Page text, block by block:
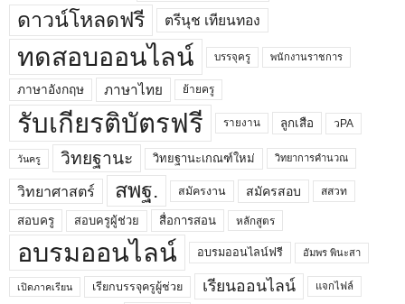
ดาวน์โหลดฟรี ตรีนุช เทียนทอง
ทดสอบออนไลน์ บรรจุครู พนักงานราชการ
ภาษาอังกฤษ ภาษาไทย ย้ายครู
รับเกียรติบัตรฟรี รายงาน ลูกเสือ วPA
วันครู วิทยฐานะ วิทยฐานะเกณฑ์ใหม่ วิทยาการคำนวณ
วิทยาศาสตร์ สพฐ. สมัครงาน สมัครสอบ สสวท
สอบครู สอบครูผู้ช่วย สื่อการสอน หลักสูตร
อบรมออนไลน์ อบรมออนไลน์ฟรี อัมพร พินะสา
เปิดภาคเรียน เรียกบรรจุครูผู้ช่วย เรียนออนไลน์ แจกไฟล์